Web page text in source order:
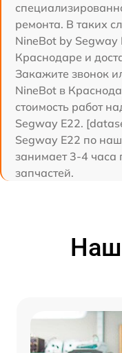
ремонта. В таких
NineBot by Segway
Краснодаре и
Закажите звонок
NineBot в
стоимость работ
Segway E22.
Segway E22 по
занимает 3-4 часа
запчастей.